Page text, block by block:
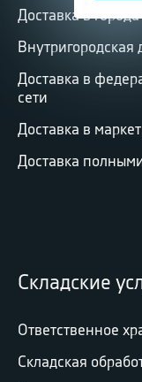
Доставка в города
Внутригородская
Доставка в
сети
Доставка в
Доставка
Складские
Ответственное
Складская